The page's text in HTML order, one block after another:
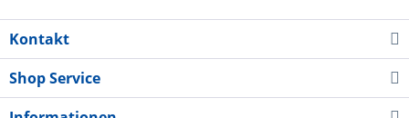
Kontakt
Shop Service